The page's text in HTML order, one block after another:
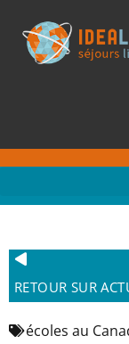
RETOUR SUR
écoles au